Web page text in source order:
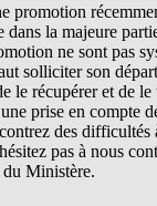
promotion
la majeure
ne sont pas
solliciter son
le récupérer et de le
prise en compte
des difficultés
pas à nous
Ministère.